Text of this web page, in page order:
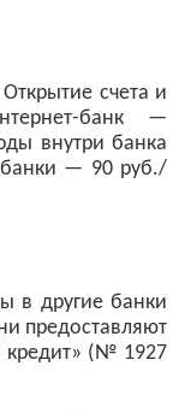
счета и
банк —
внутри банка
— 90 руб./
в другие банки
предоставляют
кредит» (№ 1927